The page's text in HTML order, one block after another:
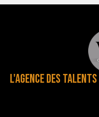
L'AGENCE DES TALENTS